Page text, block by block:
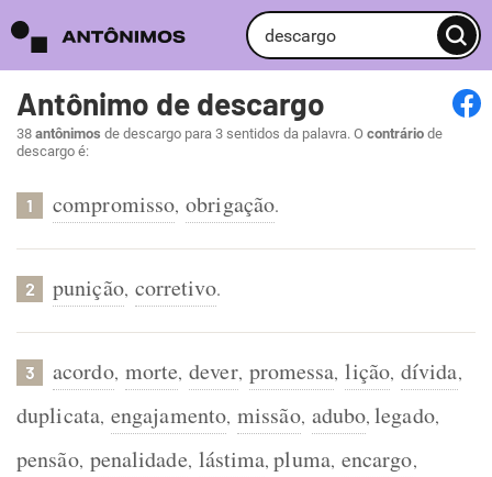
Antônimo de descargo
38 antônimos de descargo para 3 sentidos da palavra. O contrário de
descargo é:
1 compromisso, obrigação.
2 punição, corretivo.
3 acordo, morte, dever, promessa, lição, dívida,
duplicata, engajamento, missão, adubo,legado,
pensão, penalidade, lástima,pluma, encargo,